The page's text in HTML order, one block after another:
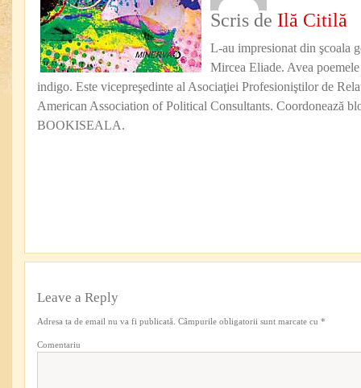
Scris de Ilă Citilă
L-au impresionat din şcoala
Mircea Eliade. Avea
indigo. Este vicepreşedinte al Asociaţiei Profesioniştilor de
American Association of Political Consultants. Coordonează
BOOKISEALA.
Leave a Reply
Adresa ta de email nu va fi publicată. Câmpurile obligatorii sunt marcate cu *
Comentariu